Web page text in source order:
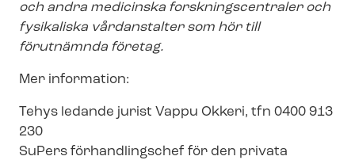
och andra medicinska forsk­nings­cen­tra­ler och
fysikaliska vårdanstalter som hör till
förutnämnda företag.
Mer information:
Tehys ledande jurist Vappu Okkeri, tfn 0400 913
230
SuPers förhandlingschef för den privata